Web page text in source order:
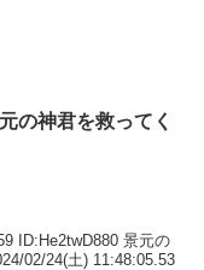
の神君を救ってく
ID:He2twD880 景元の
02/24(土) 11:48:05.53